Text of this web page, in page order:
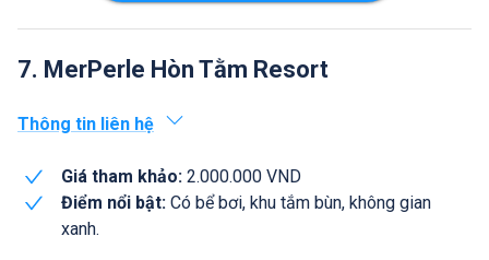
7. MerPerle Hòn Tằm Resort
Thông tin liên hệ
Giá tham khảo: 2.000.000 VND
Điểm nổi bật: Có bể bơi, khu tắm bùn, không gian
xanh.